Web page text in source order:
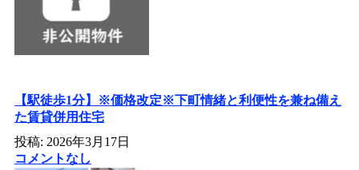
【駅徒歩1分】※価格改定※下町情緒と利便性を兼ね備え
た賃貸併用住宅
投稿: 2026年3月17日
コメントなし